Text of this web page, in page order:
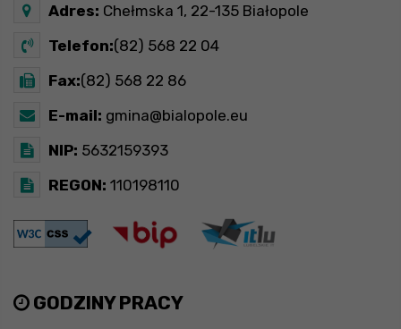
Adres: Chełmska 1, 22-135 Białopole
Telefon:(82) 568 22 04
Fax:(82) 568 22 86
E-mail: gmina@bialopole.eu
NIP: 5632159393
REGON: 110198110
GODZINY PRACY